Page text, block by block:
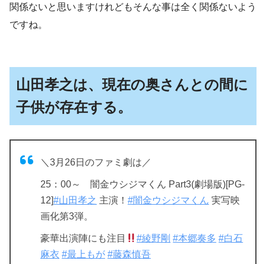
関係ないと思いますけれどもそんな事は全く関係ないよう
ですね。
山田孝之は、現在の奥さんとの間に
子供が存在する。
＼3月26日のファミ劇は／
25：00～ 闇金ウシジマくん Part3(劇場版)[PG-
12]#山田孝之 主演！ #闇金ウシジマくん 実写映
画化第3弾。
豪華出演陣にも注目 #綾野剛 #本郷奏多 #白石
麻衣 #最上もが #藤森慎吾